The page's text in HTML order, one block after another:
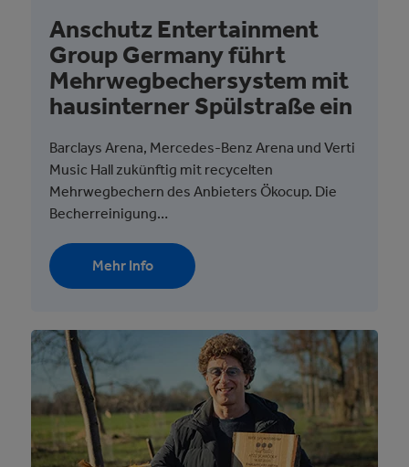
Anschutz Entertainment
Group Germany führt
Mehrwegbechersystem mit
hausinterner Spülstraße ein
Barclays Arena, Mercedes-Benz Arena und Verti
Music Hall zukünftig mit recycelten
Mehrwegbechern des Anbieters Ökocup. Die
Becherreinigung…
Mehr Info